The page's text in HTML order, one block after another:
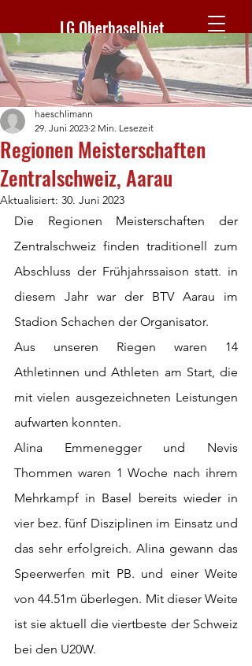
LG Oberbaselbiet
Regionen Meisterschaften
Zentralschweiz, Aarau
haeschlimann
29. Juni 2023 2 Min. Lesezeit
Aktualisiert: 30. Juni 2023
Die Regionen Meisterschaften der
Zentralschweiz finden traditionell zum
Abschluss der Frühjahrssaison statt. in
diesem Jahr war der BTV Aarau im
Stadion Schachen der Organisator.
Aus unseren Riegen waren 14
Athletinnen und Athleten am Start, die
mit vielen ausgezeichneten Leistungen
aufwarten konnten.
Alina Emmenegger und Nevis
Thommen waren 1 Woche nach ihrem
Mehrkampf in Basel bereits wieder in
vier bez. fünf Disziplinen im Einsatz und
das sehr erfolgreich. Alina gewann das
Speerwerfen mit PB. und einer Weite
von 44.51m überlegen. Mit dieser Weite
ist sie aktuell die viertbeste der Schweiz
bei den U20W.